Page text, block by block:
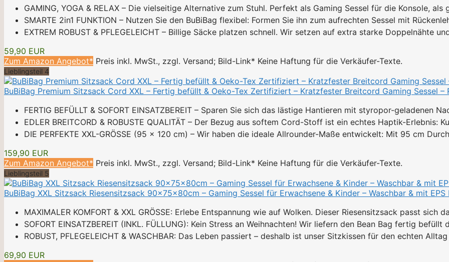
GAMING, YOGA & RELAX – Die vielseitige Alternative zum Stuhl. Perfekt als Gaming Sessel für die Konsole, als
SMARTE 2in1 FUNKTION – Nutzen Sie den BuBiBag flexibel: Formen Sie ihn zum aufrechten Sessel mit
EXTREM ROBUST & PFLEGELEICHT – Billige Säcke platzen schnell. Wir setzen auf extra starke Doppelnähte
59,90 EUR
Zum Amazon Angebot* Preis inkl. MwSt., zzgl. Versand; Bild-Link* Keine Haftung für die Verkäufer-Texte.
Lieblingsteil 4
BuBiBag Premium Sitzsack Cord XXL – Fertig befüllt & Oeko-Tex Zertifiziert – Kratzfester Breitcord Gaming Sessel –
FERTIG BEFÜLLT & SOFORT EINSATZBEREIT – Sparen Sie sich das lästige Hantieren mit styropor-geladenen
EDLER BREITCORD & ROBUSTE QUALITÄT – Der Bezug aus softem Cord-Stoff ist ein echtes Haptik-Erlebnis:
DIE PERFEKTE XXL-GRÖSSE (95 x 120 cm) – Wir haben die ideale Allrounder-Maße entwickelt: Mit 95 cm
159,90 EUR
Zum Amazon Angebot* Preis inkl. MwSt., zzgl. Versand; Bild-Link* Keine Haftung für die Verkäufer-Texte.
Lieblingsteil 5
BuBiBag XXL Sitzsack Riesensitzsack 90x75x80cm – Gaming Sessel für Erwachsene & Kinder – Waschbar & mit
MAXIMALER KOMFORT & XXL GRÖSSE: Erlebe Entspannung wie auf Wolken. Dieser Riesensitzsack passt sich
SOFORT EINSATZBEREIT (INKL. FÜLLUNG): Kein Stress an Weihnachten! Wir liefern den Bean Bag fertig befüllt
ROBUST, PFLEGELEICHT & WASCHBAR: Das Leben passiert – deshalb ist unser Sitzkissen für den echten
69,90 EUR